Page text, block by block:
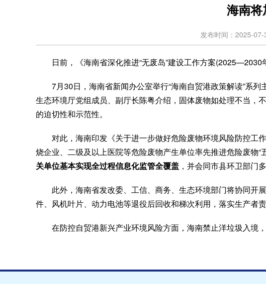
海南
发布时间：2025-
日前，《海南省深化推进“无废岛”建设工作方案
7月30日，海南省新闻办公室举行“海南自贸港政策解读”系
生态环境厅党组成员、副厅长陈粤介绍，固体废物如处理不当，
的迫切性和示范性。
对此，海南印发《关于进一步做好危险废物环境风险防控工
烧企业、二级及以上医院等危险废物产生单位率先推进危险废物“
关单位基本实现全过程信息化监管全覆盖 ，并会同市县环卫部门
此外，海南省发改委、工信、商务、生态环境部门将协同开
件、风机叶片、动力电池等退役后回收和梯次利用，落实生产者
在防控自贸港新兴产业环境风险方面，海南禁止洋垃圾入境